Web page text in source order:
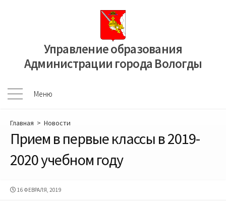
Управление образования
Администрации города Вологды
Меню
Меню
Главная > Новости
Прием в первые классы в 2019-
2020 учебном году
ДАТА
16 ФЕВРАЛЯ, 2019